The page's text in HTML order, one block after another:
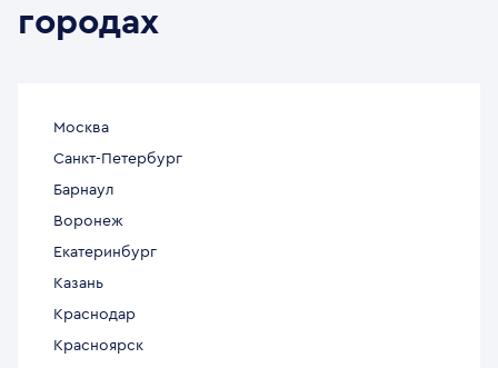
городах
Москва
Санкт-Петербург
Барнаул
Воронеж
Екатеринбург
Казань
Краснодар
Красноярск